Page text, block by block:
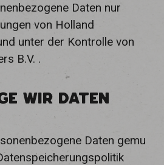
Daten nur
von Holland
unter der Kontrolle von
B.V. .
WIR DATEN
Daten gemu